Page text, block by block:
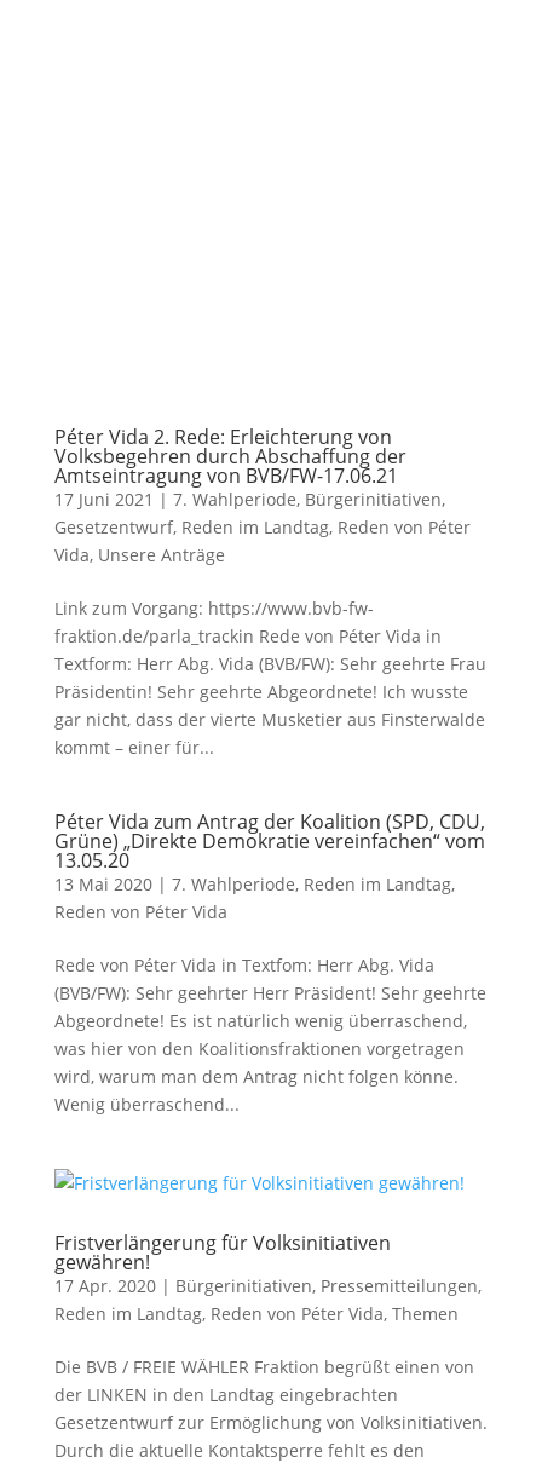
Péter Vida 2. Rede: Erleichterung von
Volksbegehren durch Abschaffung der
Amtseintragung von BVB/FW-17.06.21
17 Juni 2021 | 7. Wahlperiode, Bürgerinitiativen,
Gesetzentwurf, Reden im Landtag, Reden von Péter
Vida, Unsere Anträge
Link zum Vorgang: https://www.bvb-fw-
fraktion.de/parla_trackin Rede von Péter Vida in
Textform: Herr Abg. Vida (BVB/FW): Sehr geehrte Frau
Präsidentin! Sehr geehrte Abgeordnete! Ich wusste
gar nicht, dass der vierte Musketier aus Finsterwalde
kommt – einer für...
Péter Vida zum Antrag der Koalition (SPD, CDU,
Grüne) „Direkte Demokratie vereinfachen“ vom
13.05.20
13 Mai 2020| 7. Wahlperiode, Reden im Landtag,
Reden von Péter Vida
Rede von Péter Vida in Textfom: Herr Abg. Vida
(BVB/FW): Sehr geehrter Herr Präsident! Sehr geehrte
Abgeordnete! Es ist natürlich wenig überraschend,
was hier von den Koalitionsfraktionen vorgetragen
wird, warum man dem Antrag nicht folgen könne.
Wenig überraschend...
Fristverlängerung für Volksinitiativen
gewähren!
17 Apr. 2020| Bürgerinitiativen, Pressemitteilungen,
Reden im Landtag, Reden von Péter Vida, Themen
Die BVB / FREIE WÄHLER Fraktion begrüßt einen von
der LINKEN in den Landtag eingebrachten
Gesetzentwurf zur Ermöglichung von Volksinitiativen.
Durch die aktuelle Kontaktsperre fehlt es den